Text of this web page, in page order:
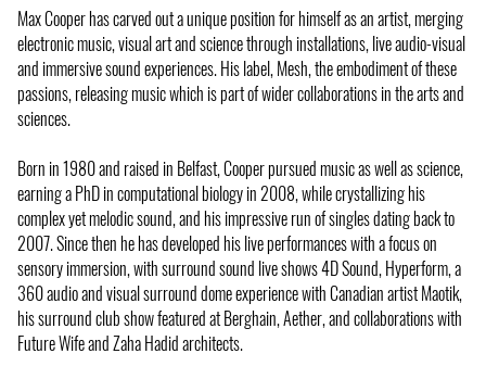
Max Cooper has carved out a unique position for himself as an artist, merging
electronic music, visual art and science through installations, live audio-visual
and immersive sound experiences. His label, Mesh, the embodiment of these
passions, releasing music which is part of wider collaborations in the arts and
sciences.
Born in 1980 and raised in Belfast, Cooper pursued music as well as science,
earning a PhD in computational biology in 2008, while crystallizing his
complex yet melodic sound, and his impressive run of singles dating back to
2007. Since then he has developed his live performances with a focus on
sensory immersion, with surround sound live shows 4D Sound, Hyperform, a
360 audio and visual surround dome experience with Canadian artist Maotik,
his surround club show featured at Berghain, Aether, and collaborations with
Future Wife and Zaha Hadid architects.